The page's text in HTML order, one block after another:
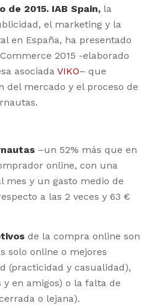
de 2015. IAB Spain, la
el marketing y la
en España, ha presentado
2015 -elaborado
asociada VIKO– que
del mercado y el proceso de
–un 52% más que en
online, con una
mes y un gasto medio de
a las 2 veces y 63 €
de la compra online son
solo online o mejores
(practicidad y casualidad),
y en amigos) o la falta de
o lejana).